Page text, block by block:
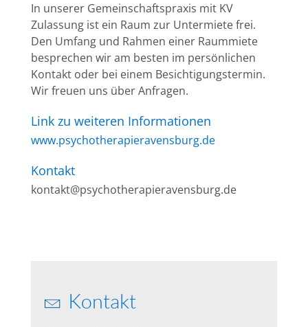
In unserer Gemeinschaftspraxis mit KV
Zulassung ist ein Raum zur Untermiete frei.
Den Umfang und Rahmen einer Raummiete
besprechen wir am besten im persönlichen
Kontakt oder bei einem Besichtigungstermin.
Wir freuen uns über Anfragen.
Link zu weiteren Informationen
www.psychotherapieravensburg.de
Kontakt
kontakt@psychotherapieravensburg.de
Kontakt